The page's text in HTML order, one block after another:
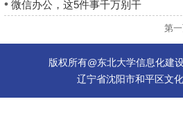
微信办公，这5件事千万别干
第
版权所有@东北大学信息化建
辽宁省沈阳市和平区文